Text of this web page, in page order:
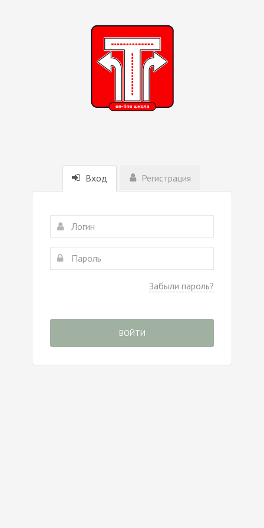
Вход Регистрация
Забыли пароль?
ВОЙТИ